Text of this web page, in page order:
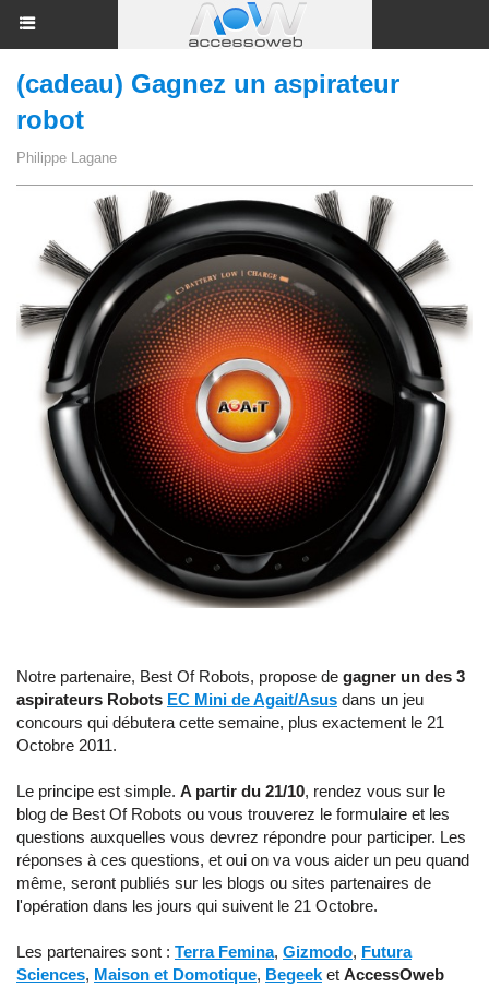
(cadeau) Gagnez un aspirateur
robot
Philippe Lagane
Notre partenaire, Best Of Robots, propose de gagner un des 3
aspirateurs Robots EC Mini de Agait/Asus dans un jeu
concours qui débutera cette semaine, plus exactement le 21
Octobre 2011.
Le principe est simple. A partir du 21/10, rendez vous sur le
blog de Best Of Robots ou vous trouverez le formulaire et les
questions auxquelles vous devrez répondre pour participer. Les
réponses à ces questions, et oui on va vous aider un peu quand
même, seront publiés sur les blogs ou sites partenaires de
l'opération dans les jours qui suivent le 21 Octobre.
Les partenaires sont : Terra Femina, Gizmodo, Futura
Sciences, Maison et Domotique, Begeek et AccessOweb